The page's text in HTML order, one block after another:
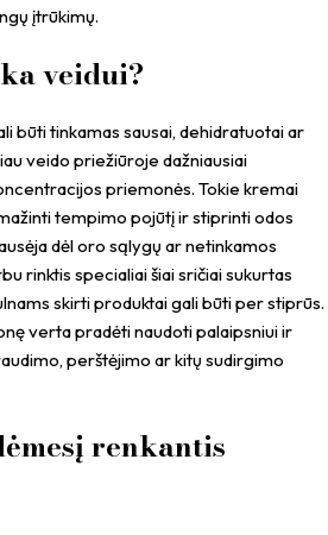
įtrūkimų.
veidui?
būti tinkamas sausai, dehidratuotai ar
veido priežiūroje dažniausiai
priemonės. Tokie kremai
tempimo pojūtį ir stiprinti odos
dėl oro sąlygų ar netinkamos
rinktis specialiai šiai sričiai sukurtas
skirti produktai gali būti per stiprūs.
verta pradėti naudoti palaipsniui ir
perštėjimo ar kitų sudirgimo
renkantis